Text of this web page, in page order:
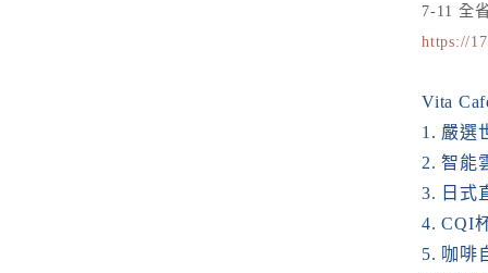
7-11 全
https://
Vita
1. 嚴選
2. 智能
3. 日式
4. CQI
5. 咖啡